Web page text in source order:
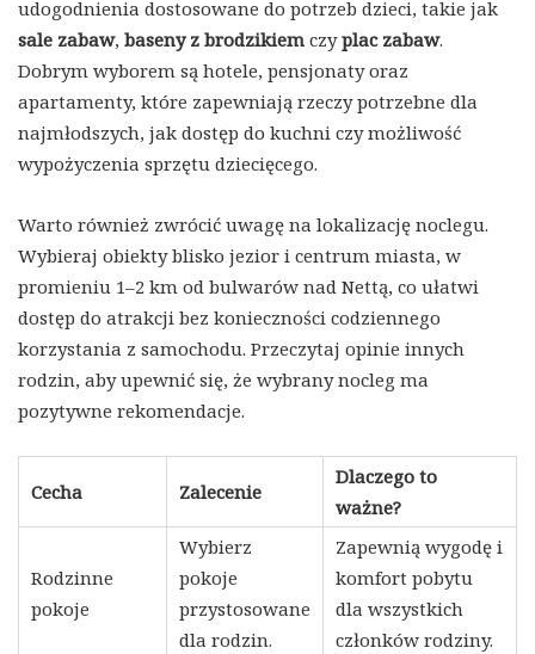
udogodnienia dostosowane do potrzeb dzieci, takie jak
sale zabaw, baseny z brodzikiem czyplac zabaw.
Dobrym wyborem są hotele, pensjonaty oraz
apartamenty, które zapewniają rzeczy potrzebne dla
najmłodszych, jak dostęp do kuchni czy możliwość
wypożyczenia sprzętu dziecięcego.
Warto również zwrócić uwagę na lokalizację noclegu.
Wybieraj obiekty blisko jezior i centrum miasta, w
promieniu 1–2 km od bulwarów nad Nettą, co ułatwi
dostęp do atrakcji bez konieczności codziennego
korzystania z samochodu. Przeczytaj opinie innych
rodzin, aby upewnić się, że wybrany nocleg ma
pozytywne rekomendacje.
Cecha Zalecenie
Dlaczego to
ważne?
Rodzinne
pokoje
Wybierz
pokoje
przystosowane
dla rodzin.
Zapewnią wygodę i
komfort pobytu
dla wszystkich
członków rodziny.